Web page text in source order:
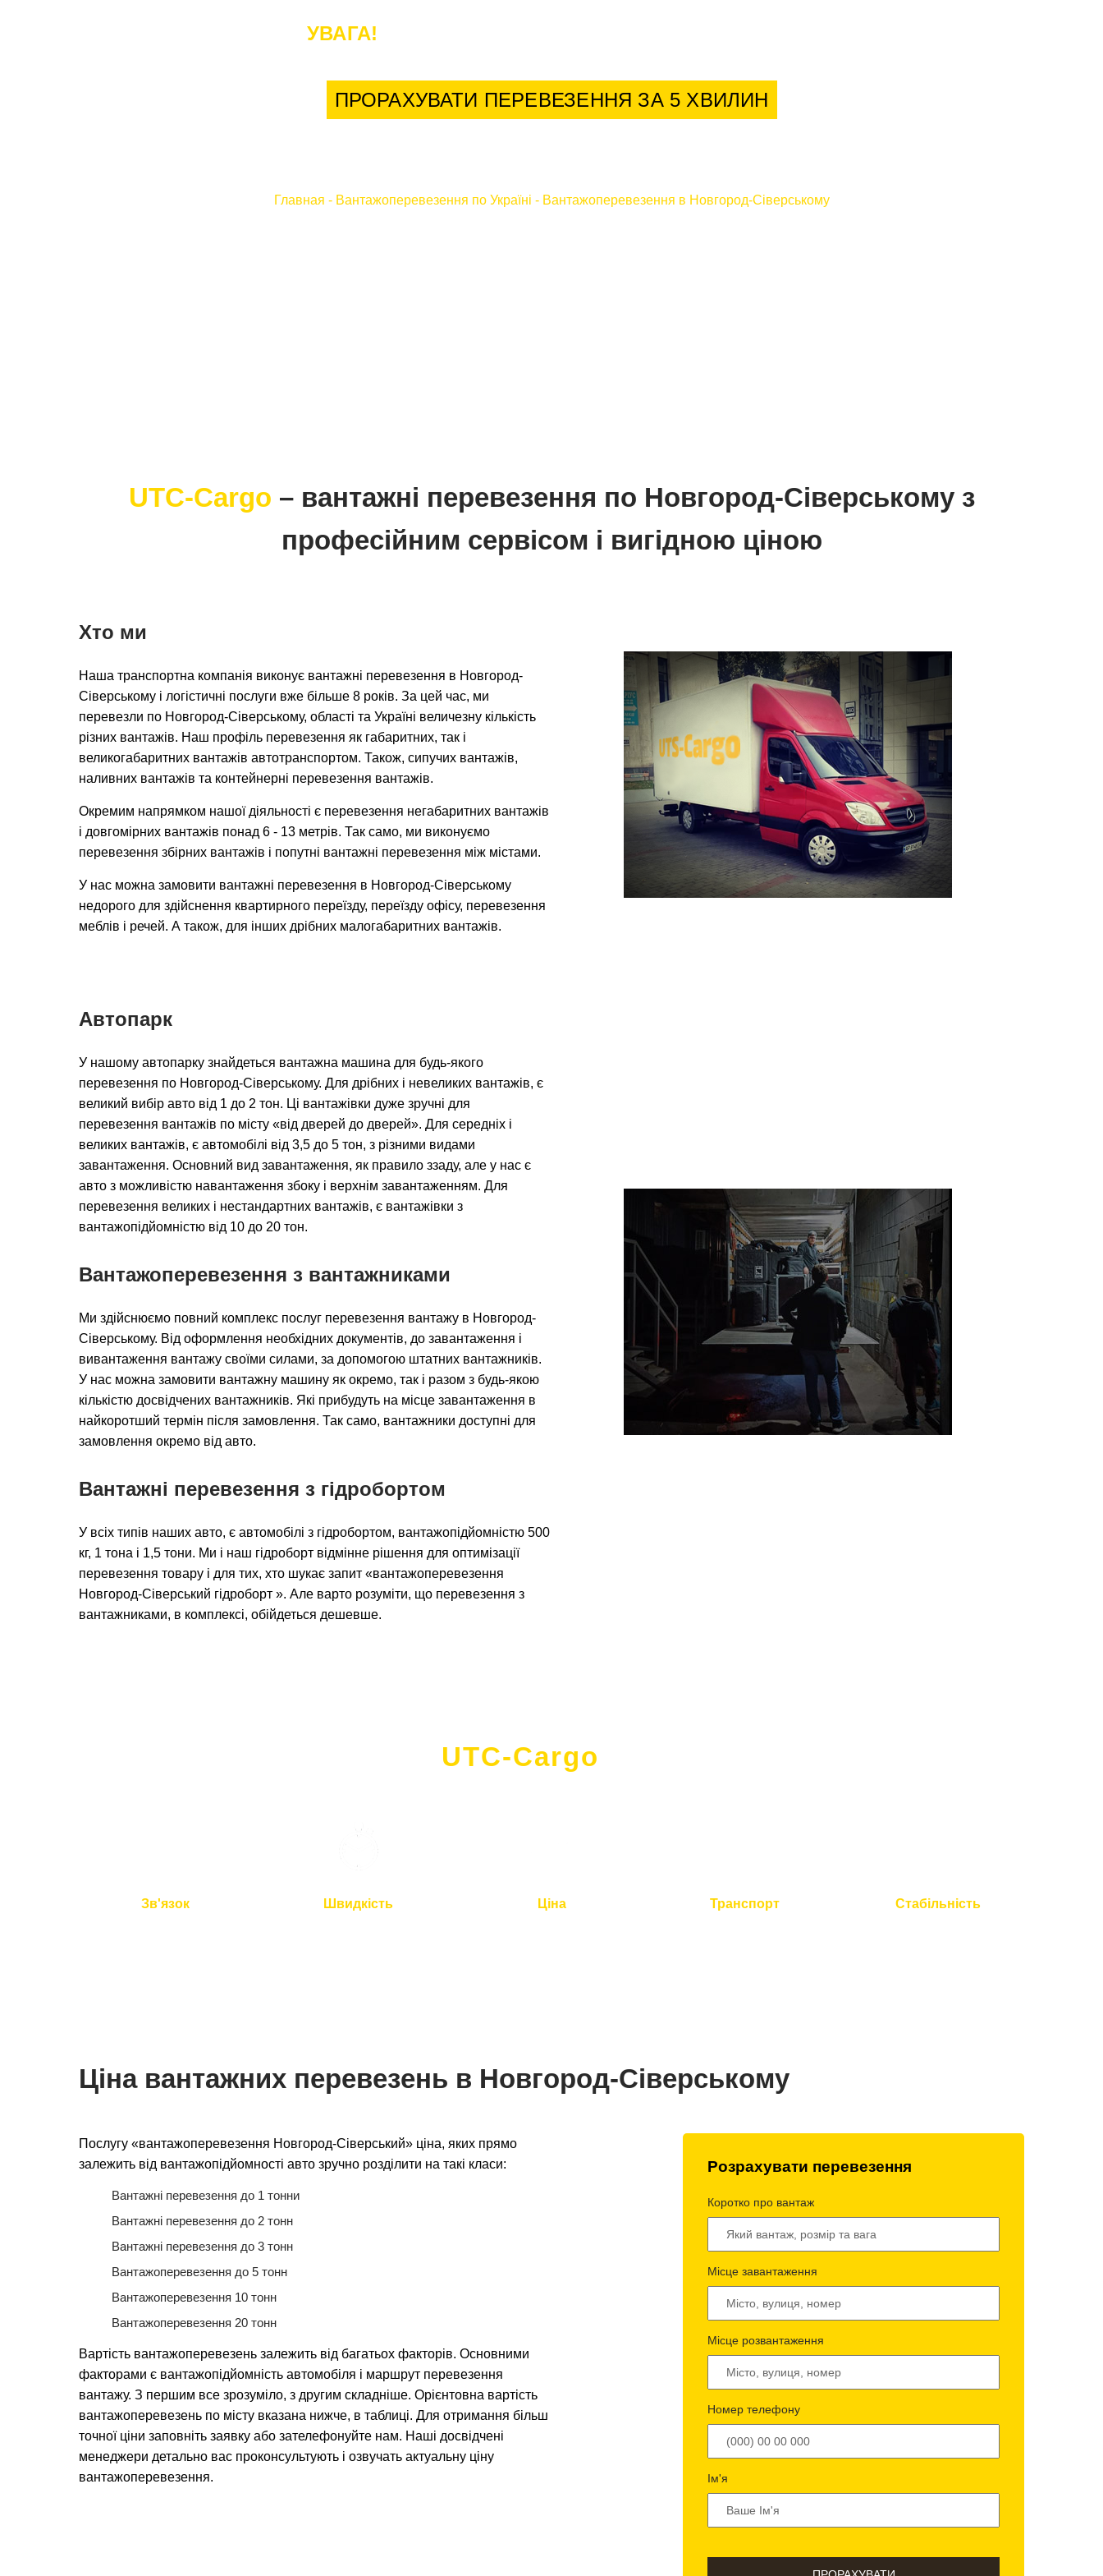
УВАГА!
ПРОРАХУВАТИ ПЕРЕВЕЗЕННЯ ЗА 5 ХВИЛИН
Главная - Вантажоперевезення по Україні - Вантажоперевезення в Новгород-Сіверському
UTC-Cargo – вантажні перевезення по Новгород-Сіверському з
професійним сервісом і вигідною ціною
Хто ми
Наша транспортна компанія виконує вантажні перевезення в Новгород-
Сіверському і логістичні послуги вже більше 8 років. За цей час, ми
перевезли по Новгород-Сіверському, області та Україні величезну кількість
різних вантажів. Наш профіль перевезення як габаритних, так і
великогабаритних вантажів автотранспортом. Також, сипучих вантажів,
наливних вантажів та контейнерні перевезення вантажів.
Окремим напрямком нашої діяльності є перевезення негабаритних вантажів
і довгомірних вантажів понад 6 - 13 метрів. Так само, ми виконуємо
перевезення збірних вантажів і попутні вантажні перевезення між містами.
У нас можна замовити вантажні перевезення в Новгород-Сіверському
недорого для здійснення квартирного переїзду, переїзду офісу, перевезення
меблів і речей. А також, для інших дрібних малогабаритних вантажів.
Автопарк
У нашому автопарку знайдеться вантажна машина для будь-якого
перевезення по Новгород-Сіверському. Для дрібних і невеликих вантажів, є
великий вибір авто від 1 до 2 тон. Ці вантажівки дуже зручні для
перевезення вантажів по місту «від дверей до дверей». Для середніх і
великих вантажів, є автомобілі від 3,5 до 5 тон, з різними видами
завантаження. Основний вид завантаження, як правило ззаду, але у нас є
авто з можливістю навантаження збоку і верхнім завантаженням. Для
перевезення великих і нестандартних вантажів, є вантажівки з
вантажопідйомністю від 10 до 20 тон.
Вантажоперевезення з вантажниками
Ми здійснюємо повний комплекс послуг перевезення вантажу в Новгород-
Сіверському. Від оформлення необхідних документів, до завантаження і
вивантаження вантажу своїми силами, за допомогою штатних вантажників.
У нас можна замовити вантажну машину як окремо, так і разом з будь-якою
кількістю досвідчених вантажників. Які прибудуть на місце завантаження в
найкоротший термін після замовлення. Так само, вантажники доступні для
замовлення окремо від авто.
Вантажні перевезення з гідробортом
У всіх типів наших авто, є автомобілі з гідробортом, вантажопідйомністю 500
кг, 1 тона і 1,5 тони. Ми і наш гідроборт відмінне рішення для оптимізації
перевезення товару і для тих, хто шукає запит «вантажоперевезення
Новгород-Сіверський гідроборт ». Але варто розуміти, що перевезення з
вантажниками, в комплексі, обійдеться дешевше.
UTC-Cargo
Зв'язок
Швидкість
Ціна
Транспорт
Стабільність
Ціна вантажних перевезень в Новгород-Сіверському
Послугу «вантажоперевезення Новгород-Сіверський» ціна, яких прямо
залежить від вантажопідйомності авто зручно розділити на такі класи:
Вантажні перевезення до 1 тонни
Вантажні перевезення до 2 тонн
Вантажні перевезення до 3 тонн
Вантажоперевезення до 5 тонн
Вантажоперевезення 10 тонн
Вантажоперевезення 20 тонн
Вартість вантажоперевезень залежить від багатьох факторів. Основними
факторами є вантажопідйомність автомобіля і маршрут перевезення
вантажу. З першим все зрозуміло, з другим складніше. Орієнтовна вартість
вантажоперевезень по місту вказана нижче, в таблиці. Для отримання більш
точної ціни заповніть заявку або зателефонуйте нам. Наші досвідчені
менеджери детально вас проконсультують і озвучать актуальну ціну
вантажоперевезення.
Розрахувати перевезення
Коротко про вантаж
Місце завантаження
Місце розвантаження
Номер телефону
Ім'я